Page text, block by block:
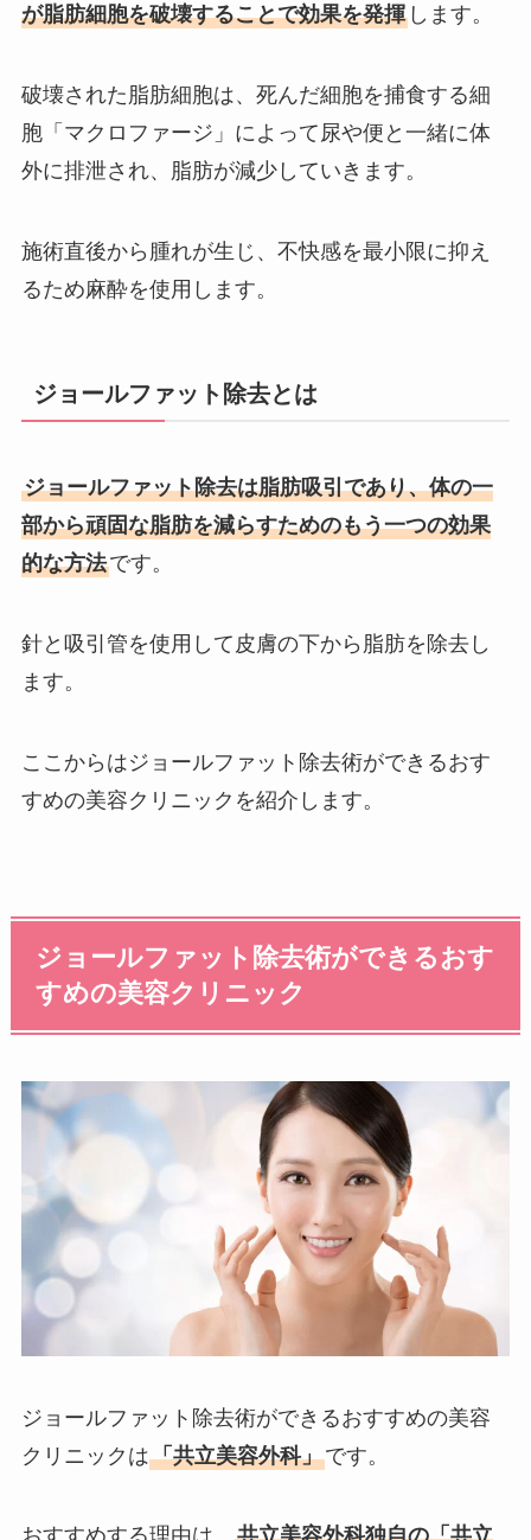
が脂肪細胞を破壊することで効果を発揮します。
破壊された脂肪細胞は、死んだ細胞を捕食する細
胞「マクロファージ」によって尿や便と一緒に体
外に排泄され、脂肪が減少していきます。
施術直後から腫れが生じ、不快感を最小限に抑え
るため麻酔を使用します。
ジョールファット除去とは
ジョールファット除去は脂肪吸引であり、体の一
部から頑固な脂肪を減らすためのもう一つの効果
的な方法です。
針と吸引管を使用して皮膚の下から脂肪を除去し
ます。
ここからはジョールファット除去術ができるおす
すめの美容クリニックを紹介します。
ジョールファット除去術ができるおす
すめの美容クリニック
ジョールファット除去術ができるおすすめの美容
クリニックは「共立美容外科」です。